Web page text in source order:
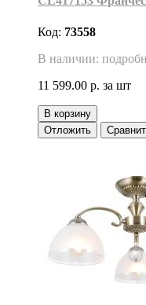
Код: 73558
В наличии:
11 599.00 р. за шт
В корзину
Отложить